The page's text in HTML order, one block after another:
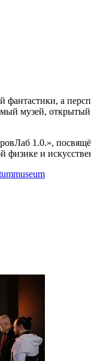
а
музей,
1.0.»,
и